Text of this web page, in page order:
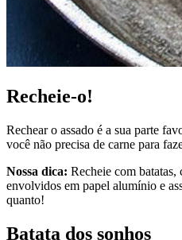
Recheie-o!
Rechear o assado é a sua parte
você não precisa de carne para
Nossa dica: Recheie com batatas,
envolvidos em papel alumínio e
quanto!
Batata dos sonhos